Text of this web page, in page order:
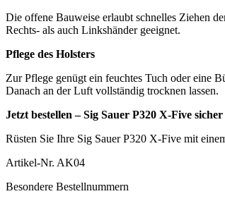
Die offene Bauweise erlaubt schnelles Ziehen
Rechts- als auch Linkshänder geeignet.
Pflege des Holsters
Zur Pflege genügt ein feuchtes Tuch oder eine
Danach an der Luft vollständig trocknen lassen.
Jetzt bestellen – Sig Sauer P320 X-Five
Rüsten Sie Ihre Sig Sauer P320 X-Five mit
Artikel-Nr. AK04
Besondere Bestellnummern